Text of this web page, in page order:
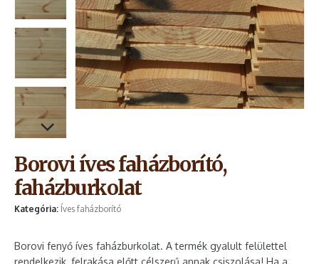
Borovi íves faházborító,
faházburkolat
Kategória: Íves faházborító
Borovi fenyő íves faházburkolat. A termék gyalult felülettel
rendelkezik, felrakása előtt célszerű annak csiszolása! Ha a